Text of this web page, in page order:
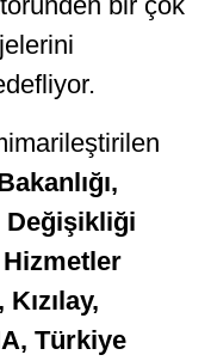
Değişikliği
Hizmetler
Kızılay,
Türkiye